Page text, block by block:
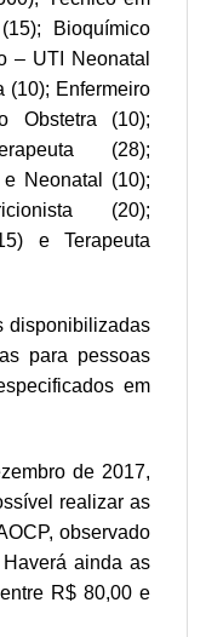
Bioquímico
– UTI Neonatal
(10); Enfermeiro
Obstetra (10);
(28);
Neonatal (10);
(20);
e Terapeuta
disponibilizadas
para pessoas
em
de 2017,
realizar as
, observado
ainda as
R$ 80,00 e